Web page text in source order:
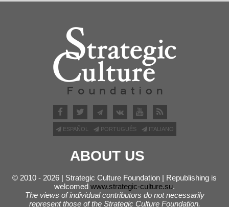
ESPAÑOL PORTUGUÊS ITALIANO
ABOUT US
© 2010 - 2026 | Strategic Culture Foundation | Republishing is
welcomed www.strategic-culture.su.
The views of individual contributors do not necessarily
represent those of the Strategic Culture Foundation.